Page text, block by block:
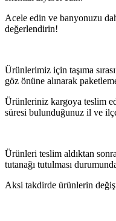
Acele edin ve banyonuzu
değerlendirin!
Ürünlerimiz için taşıma
göz önüne alınarak
Ürünleriniz kargoya teslim
süresi bulunduğunuz il ve
Ürünleri teslim aldıktan
tutanağı tutulması
Aksi takdirde ürünlerin